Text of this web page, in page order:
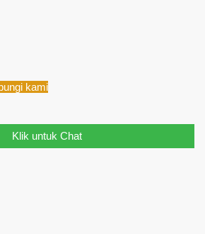
kami
Klik untuk Chat